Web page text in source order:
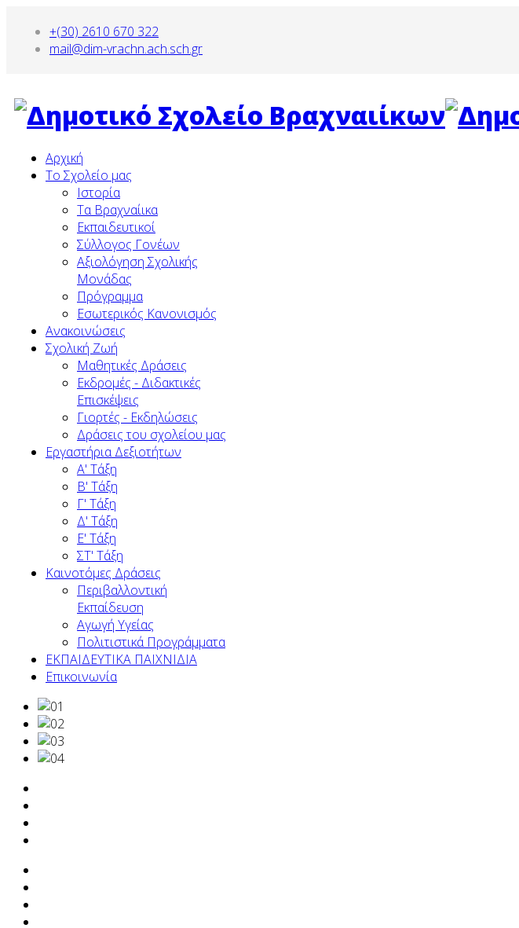
+(30) 2610 670 322
mail@dim-vrachn.ach.sch.gr
Αρχική
To Σχολείο μας
Ιστορία
Τα Βραχναίικα
Εκπαιδευτικοί
Σύλλογος Γονέων
Αξιολόγηση Σχολικής
Μονάδας
Πρόγραμμα
Εσωτερικός Κανονισμός
Ανακοινώσεις
Σχολική Ζωή
Μαθητικές Δράσεις
Εκδρομές - Διδακτικές
Επισκέψεις
Γιορτές - Εκδηλώσεις
Δράσεις του σχολείου μας
Εργαστήρια Δεξιοτήτων
Α' Τάξη
Β' Τάξη
Γ' Τάξη
Δ' Τάξη
Ε' Τάξη
ΣΤ' Τάξη
Καινοτόμες Δράσεις
Περιβαλλοντική
Εκπαίδευση
Αγωγή Υγείας
Πολιτιστικά Προγράμματα
ΕΚΠΑΙΔΕΥΤΙΚΑ ΠΑΙΧΝΙΔΙΑ
Επικοινωνία